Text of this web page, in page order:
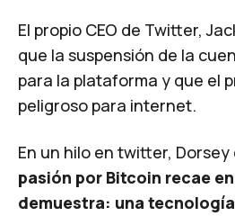
El propio CEO de Twitter,
que la suspensión de la
para la plataforma y que el
peligroso para internet.
En un hilo en twitter, Dorsey
pasión por Bitcoin recae
demuestra: una